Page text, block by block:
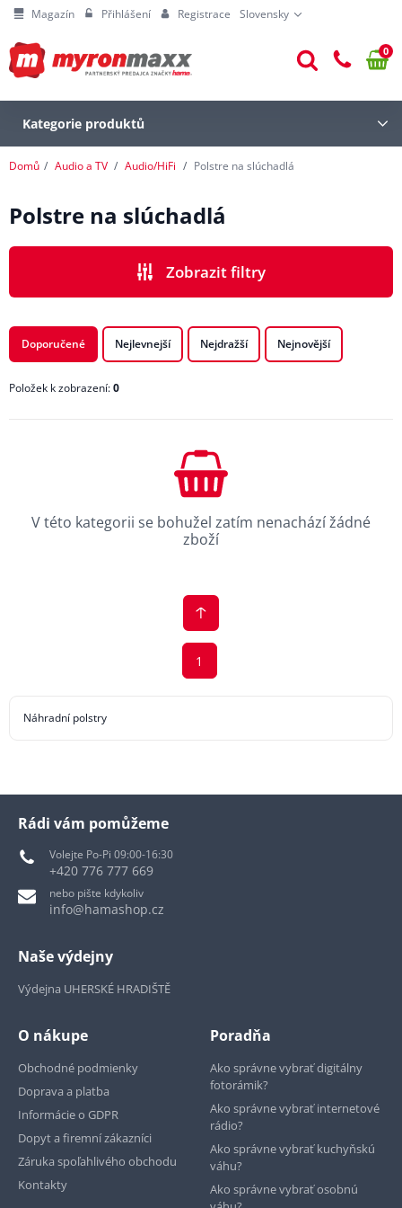
Magazín Přihlášení Registrace Slovensky
0
Kategorie produktů
Domů Audio a TV Audio/HiFi Polstre na slúchadlá
Polstre na slúchadlá
Zobrazit filtry
Doporučené Nejlevnejší Nejdražší Nejnovější
Položek k zobrazení:0
V této kategorii se bohužel zatím nenachází žádné
zboží
1
Náhradní polstry
Rádi vám pomůžeme
Volejte Po-Pi 09:00-16:30
+420 776 777 669
nebo pište kdykoliv
info@hamashop.cz
Naše výdejny
Výdejna UHERSKÉ HRADIŠTĚ
O nákupe
Obchodné podmienky
Doprava a platba
Informácie o GDPR
Dopyt a firemní zákazníci
Záruka spoľahlivého obchodu
Kontakty
Poradňa
Ako správne vybrať digitálny
fotorámik?
Ako správne vybrať internetové
rádio?
Ako správne vybrať kuchyňskú
váhu?
Ako správne vybrať osobnú